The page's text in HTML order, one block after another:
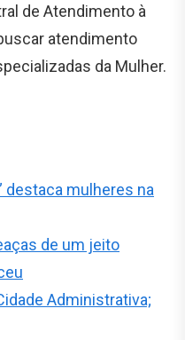
de Atendimento à
atendimento
da Mulher.
destaca mulheres na
de um jeito
Administrativa;